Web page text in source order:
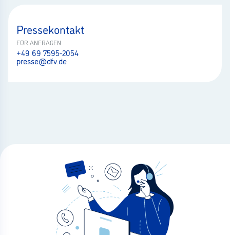
Pressekontakt
FÜR ANFRAGEN
+49 69 7595-2054
presse@dfv.de